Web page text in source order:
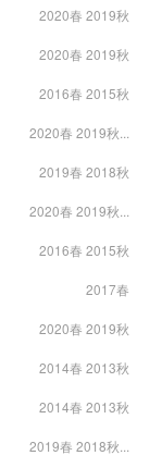
2020春 2019秋
2020春 2019秋
2016春 2015秋
2020春 2019秋...
2019春 2018秋
2020春 2019秋...
2016春 2015秋
2017春
2020春 2019秋
2014春 2013秋
2014春 2013秋
2019春 2018秋...